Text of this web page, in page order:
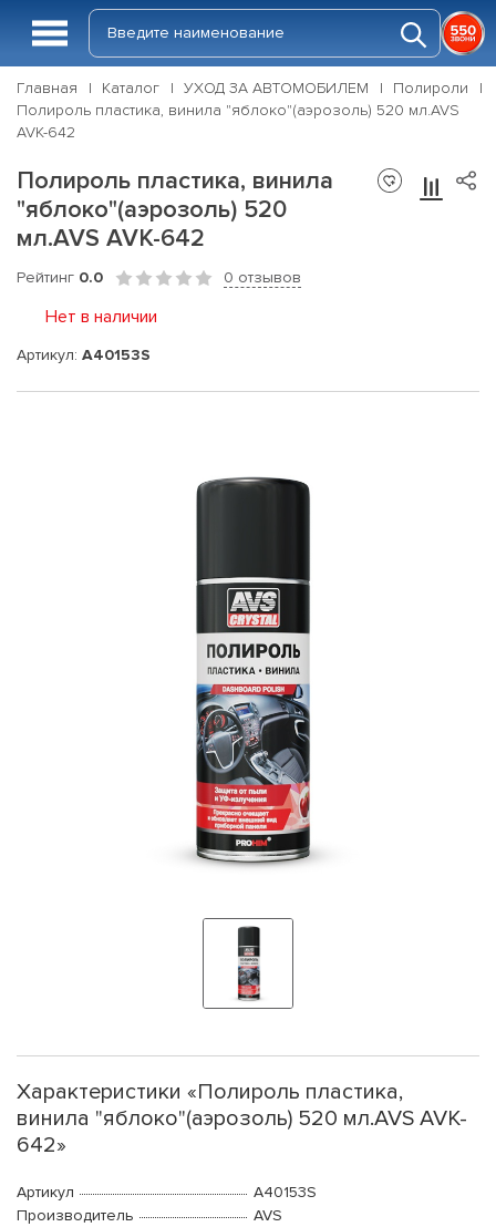
Главная Каталог УХОД ЗА АВТОМОБИЛЕМ
Полироли
Полироль пластика, винила "яблоко"(аэрозоль) 520 мл.AVS
AVK-642
Полироль пластика, винила
"яблоко"(аэрозоль) 520
мл.AVS AVK-642
Рейтинг 0.0 0 отзывов
Нет в наличии
Артикул: A40153S
Характеристики «Полироль пластика,
винила "яблоко"(аэрозоль) 520 мл.AVS AVK-
642»
Артикул
A40153S
Производитель
AVS